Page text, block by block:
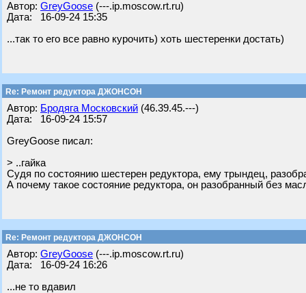
Автор: GreyGoose (---.ip.moscow.rt.ru)
Дата: 16-09-24 15:35
...так то его все равно курочить) хоть шестеренки достать)
Re: Ремонт редуктора ДЖОНСОН
Автор: Бродяга Московский (46.39.45.---)
Дата: 16-09-24 15:57
GreyGoose писал:
> ..гайка
Судя по состоянию шестерен редуктора, ему трындец,
А почему такое состояние редуктора, он разобранный без
Re: Ремонт редуктора ДЖОНСОН
Автор: GreyGoose (---.ip.moscow.rt.ru)
Дата: 16-09-24 16:26
...не то вдавил